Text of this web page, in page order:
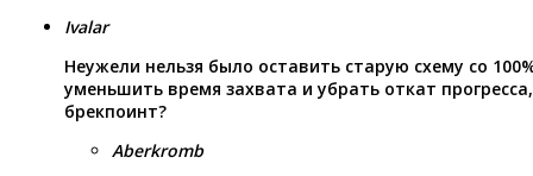
Ivalar
Неужели нельзя было оставить старую схему со
уменьшить время захвата и убрать откат
брекпоинт?
Aberkromb